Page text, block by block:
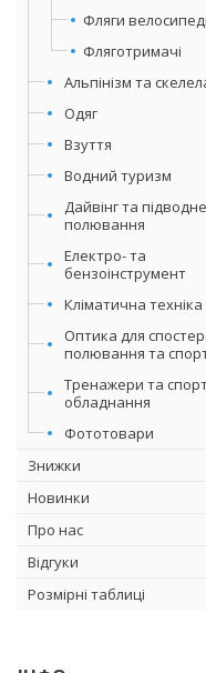
Фляги
Фляготримачі
Альпінізм та
Одяг
Взуття
Водний туризм
Дайвінг та підводне
полювання
Електро- та
бензоінструмент
Кліматична техніка
Оптика для
полювання та
Тренажери та
обладнання
Фототовари
Знижки
Новинки
Про нас
Відгуки
Розмірні таблиці